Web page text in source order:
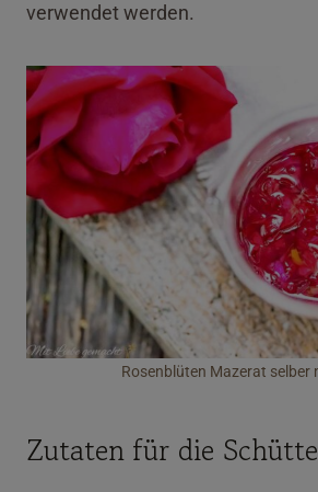
verwendet werden.
Rosenblüten Mazerat selber
Zutaten für die